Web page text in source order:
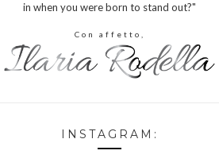
in when you were born to stand out?"
Con affetto,
INSTAGRAM: